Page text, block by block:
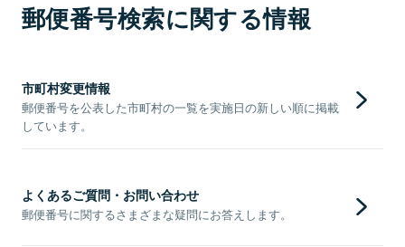
郵便番号検索に関する情報
市町村変更情報
郵便番号を公表した市町村の一覧を実施日の新しい順に掲載
しています。
よくあるご質問・お問い合わせ
郵便番号に関するさまざまな疑問にお答えします。